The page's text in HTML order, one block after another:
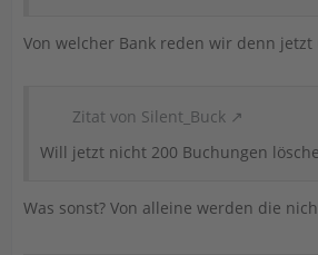
Von welcher Bank reden wir denn
Zitat von Silent_Buck
Will jetzt nicht 200 Buchungen
Was sonst? Von alleine werden die